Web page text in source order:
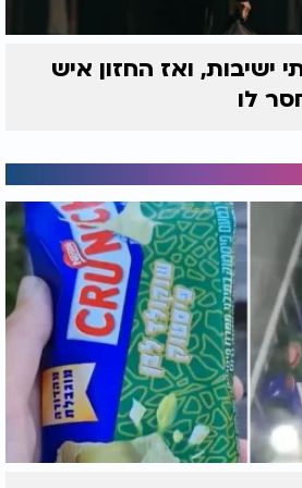
ישיבות, ואז החזון איש
לו